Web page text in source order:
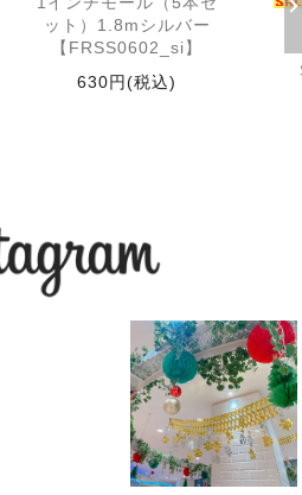
ット）1.8mシルバー
【FRSS0602_si】
630円(税込)